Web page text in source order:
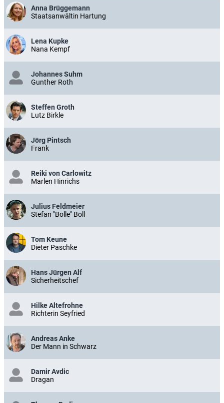
Anna Brüggemann
Staatsanwältin Hartung
Lena Kupke
Nana Kempf
Johannes Suhm
Gunther Roth
Steffen Groth
Lutz Birkle
Jörg Pintsch
Frank
Reiki von Carlowitz
Marlen Hinrichs
Julius Feldmeier
Stefan "Bolle" Boll
Tom Keune
Dieter Paschke
Hans Jürgen Alf
Sicherheitschef
Hilke Altefrohne
Richterin Seyfried
Andreas Anke
Der Mann in Schwarz
Damir Avdic
Dragan